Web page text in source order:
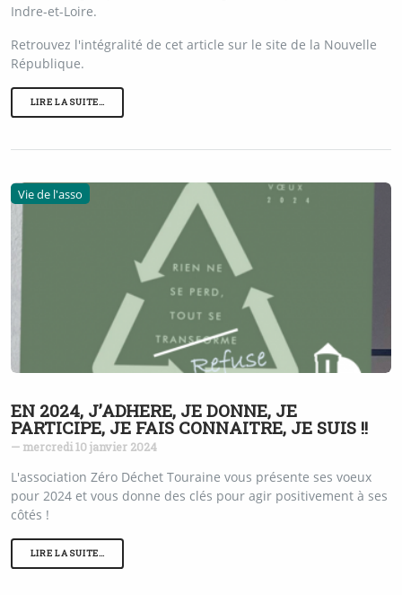
Indre-et-Loire.
Retrouvez l'intégralité de cet article sur le site de la Nouvelle
République.
LIRE LA SUITE…
Vie de l'asso
EN 2024, J’ADHERE, JE DONNE, JE
PARTICIPE, JE FAIS CONNAITRE, JE SUIS !!
— mercredi 10 janvier 2024
L'association Zéro Déchet Touraine vous présente ses voeux
pour 2024 et vous donne des clés pour agir positivement à ses
côtés !
LIRE LA SUITE…